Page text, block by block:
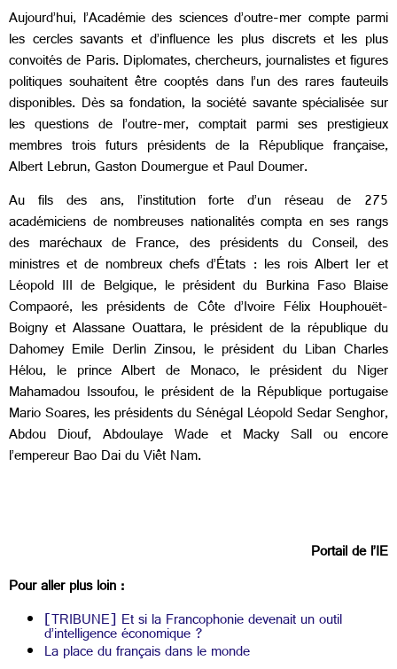
Aujourd’hui, l’Académie des sciences d’outre-mer compte parmi
les cercles savants et d’influence les plus discrets et les plus
convoités de Paris. Diplomates, chercheurs, journalistes et figures
politiques souhaitent être cooptés dans l’un des rares fauteuils
disponibles. Dès sa fondation, la société savante spécialisée sur
les questions de l’outre-mer, comptait parmi ses prestigieux
membres trois futurs présidents de la République française,
Albert Lebrun, Gaston Doumergue et Paul Doumer.
Au fils des ans, l’institution forte d’un réseau de 275
académiciens de nombreuses nationalités compta en ses rangs
des maréchaux de France, des présidents du Conseil, des
ministres et de nombreux chefs d’États : les rois Albert Ier et
Léopold III de Belgique, le président du Burkina Faso Blaise
Compaoré, les présidents de Côte d’Ivoire Félix Houphouët-
Boigny et Alassane Ouattara, le président de la république du
Dahomey Emile Derlin Zinsou, le président du Liban Charles
Hélou, le prince Albert de Monaco, le président du Niger
Mahamadou Issoufou, le président de la République portugaise
Mario Soares, les présidents du Sénégal Léopold Sedar Senghor,
Abdou Diouf, Abdoulaye Wade et Macky Sall ou encore
l’empereur Bao Dai du Viêt Nam.
Portail de l’IE
Pour aller plus loin :
[TRIBUNE] Et si la Francophonie devenait un outil
d’intelligence économique ?
La place du français dans le monde